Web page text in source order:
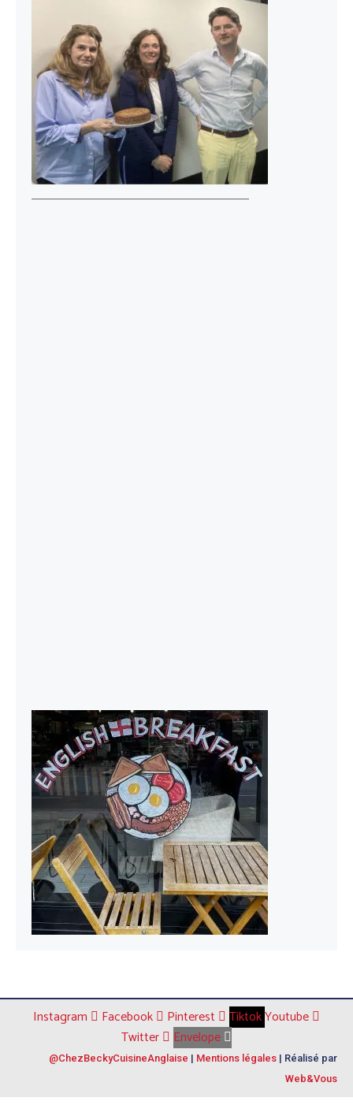
Instagram Facebook Pinterest TiktokYoutube
Twitter
Envelope
@ChezBeckyCuisineAnglaise | Mentions légales | Réalisé par
Web&Vous